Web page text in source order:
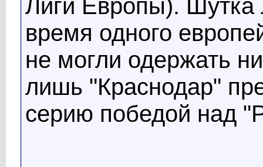
Лиги Европы). Шутка
время одного
не могли одержать
лишь "Краснодар"
серию победой над